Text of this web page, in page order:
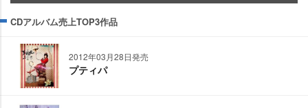
CDアルバム売上TOP3作品
2012年03月28日発売
プティパ